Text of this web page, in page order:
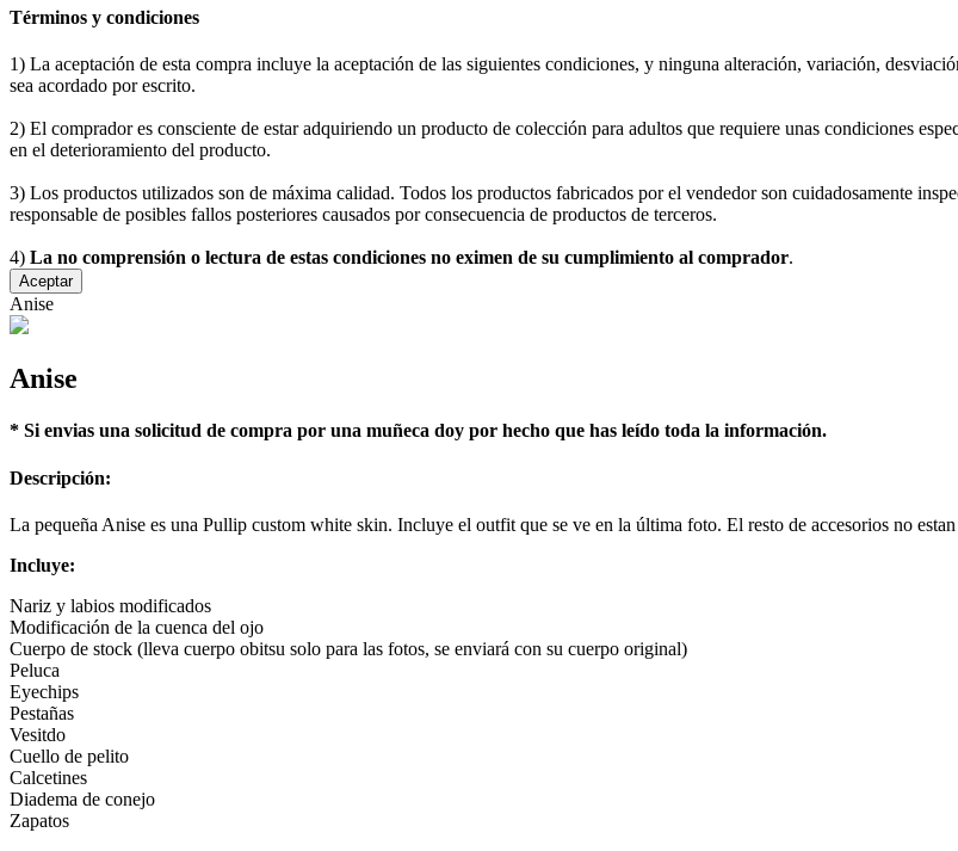
Términos y condiciones
1) La aceptación de esta compra incluye la aceptación de las siguientes condiciones, y ninguna alteración, variación,
sea acordado por escrito.
2) El comprador es consciente de estar adquiriendo un producto de colección para adultos que requiere unas condiciones
en el deterioramiento del producto.
3) Los productos utilizados son de máxima calidad. Todos los productos fabricados por el vendedor son cuidadosamente
responsable de posibles fallos posteriores causados por consecuencia de productos de terceros.
4) La no comprensión o lectura de estas condiciones no eximen de su cumplimiento al comprador.
Aceptar
Anise
Anise
* Si envias una solicitud de compra por una muñeca doy por hecho que has leído toda la información.
Descripción:
La pequeña Anise es una Pullip custom white skin. Incluye el outfit que se ve en la última foto. El resto de accesorios no
Incluye:
Nariz y labios modificados
Modificación de la cuenca del ojo
Cuerpo de stock (lleva cuerpo obitsu solo para las fotos, se enviará con su cuerpo original)
Peluca
Eyechips
Pestañas
Vesitdo
Cuello de pelito
Calcetines
Diadema de conejo
Zapatos